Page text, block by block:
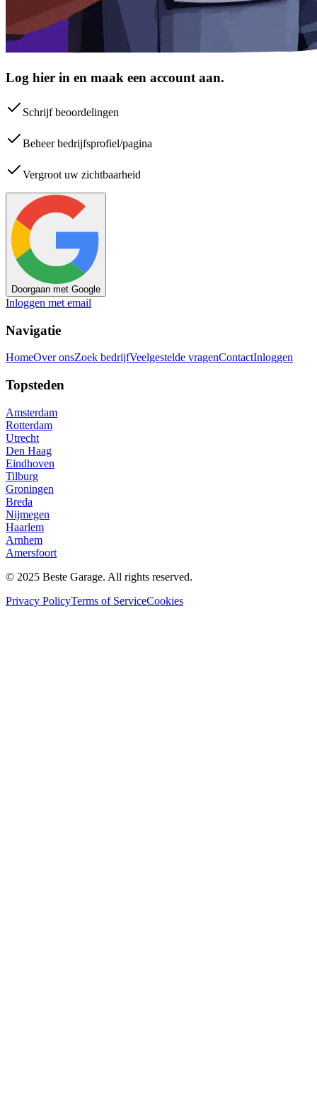
Log hier in en maak een account aan.
Schrijf beoordelingen
Beheer bedrijfsprofiel/pagina
Vergroot uw zichtbaarheid
Doorgaan met Google
Inloggen met email
Navigatie
HomeOver onsZoek bedrijfVeelgestelde vragenContactInloggen
Topsteden
Amsterdam
Rotterdam
Utrecht
Den Haag
Eindhoven
Tilburg
Groningen
Breda
Nijmegen
Haarlem
Arnhem
Amersfoort
© 2025 Beste Garage. All rights reserved.
Privacy PolicyTerms of ServiceCookies